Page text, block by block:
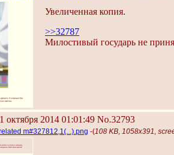
Увеличенная копия.
>>32787
Милостивый государь не
октября 2014 01:01:49 No.32793
m#327812,1(...).png -(108 KB, 1058x391,